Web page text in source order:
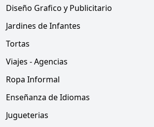
Diseño Grafico y Publicitario
Jardines de Infantes
Tortas
Viajes - Agencias
Ropa Informal
Enseñanza de Idiomas
Jugueterias